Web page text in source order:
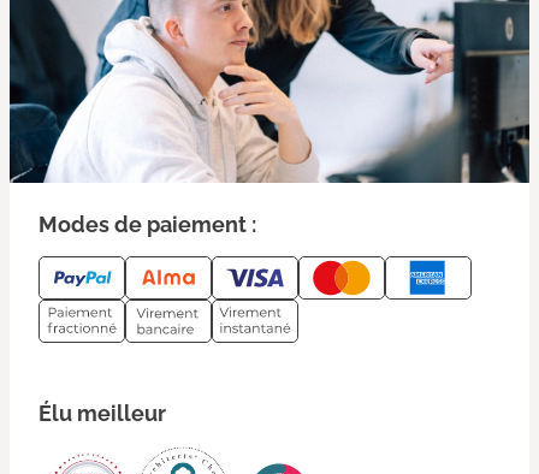
Modes de paiement :
Élu meilleur